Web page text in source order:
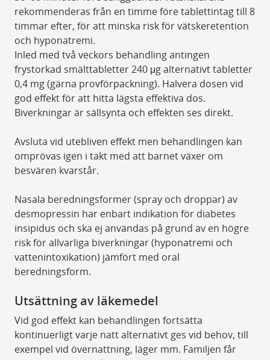
rekommenderas från en timme före tablettintag till 8
timmar efter, för att minska risk för vätskeretention
och hyponatremi.
Inled med två veckors behandling antingen
frystorkad smälttabletter 240 μg alternativt tabletter
0,4 mg (gärna provförpackning). Halvera dosen vid
god effekt för att hitta lägsta effektiva dos.
Biverkningar är sällsynta och effekten ses direkt.
Avsluta vid utebliven effekt men behandlingen kan
omprövas igen i takt med att barnet växer om
besvären kvarstår.
Nasala beredningsformer (spray och droppar) av
desmopressin har enbart indikation för diabetes
insipidus och ska ej användas på grund av en högre
risk för allvarliga biverkningar (hyponatremi och
vattenintoxikation) jämfört med oral
beredningsform.
Utsättning av läkemedel
Vid god effekt kan behandlingen fortsätta
kontinuerligt varje natt alternativt ges vid behov, till
exempel vid övernattning, läger mm. Familjen får